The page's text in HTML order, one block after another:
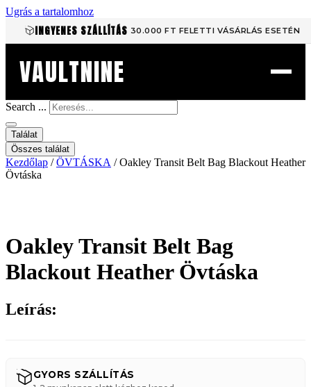
Ugrás a tartalomhoz
INGYENES SZÁLLÍTÁS 30.000 FT FELETTI VÁSÁRLÁS ESETÉN
VAULTNINE
Search ...
Találat
Összes találat
Kezdőlap /ÖVTÁSKA / Oakley Transit Belt Bag Blackout Heather
Övtáska
Oakley Transit Belt Bag
Blackout Heather Övtáska
Leírás:
GYORS SZÁLLÍTÁS